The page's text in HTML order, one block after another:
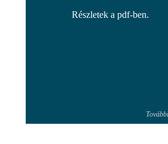
Részletek a pdf-ben.